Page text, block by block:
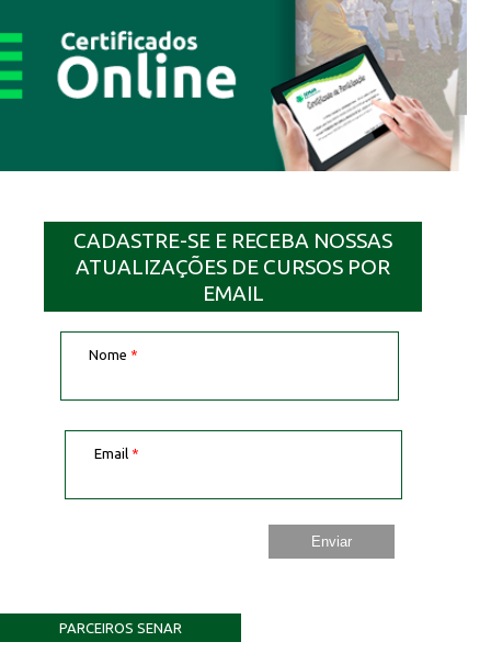
CADASTRE-SE E RECEBA NOSSAS
ATUALIZAÇÕES DE CURSOS POR
EMAIL
Nome *
Email *
PARCEIROS SENAR